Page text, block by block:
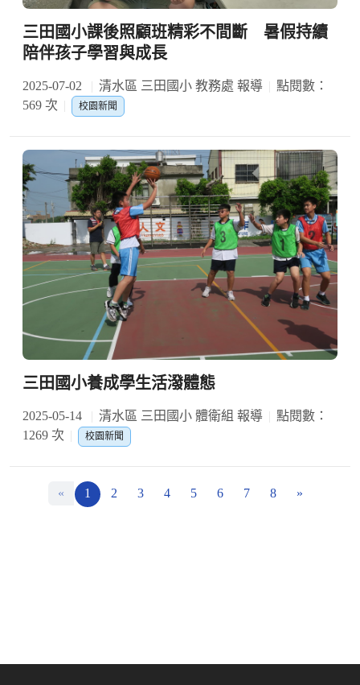
三田國小課後照顧班精彩不間斷 暑假持續
陪伴孩子學習與成長
2025-07-02 清水區 三田國小 教務處 報導
點閱數：
569 次
校園新聞
三田國小養成學生活潑體態
2025-05-14 清水區 三田國小 體衛組 報導
點閱數：
1269 次
校園新聞
« 1 2 3 4 5 6 7 8 »